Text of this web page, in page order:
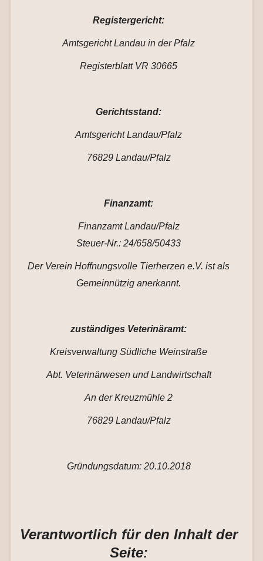
Registergericht:
Amtsgericht Landau in der Pfalz
Registerblatt VR 30665
Gerichtsstand:
Amtsgericht Landau/Pfalz
76829 Landau/Pfalz
Finanzamt:
Finanzamt Landau/Pfalz
Steuer-Nr.: 24/658/50433
Der Verein Hoffnungsvolle Tierherzen e.V. ist als
Gemeinnützig anerkannt.
zuständiges Veterinäramt:
Kreisverwaltung Südliche Weinstraße
Abt. Veterinärwesen und Landwirtschaft
An der Kreuzmühle 2
76829 Landau/Pfalz
Gründungsdatum: 20.10.2018
Verantwortlich für den Inhalt der
Seite: